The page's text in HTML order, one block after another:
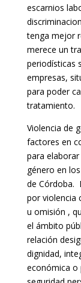
escarnios
tenga mejor
merece un
periodísticas
empresas,
para poder
tratamiento.
Violencia de
factores en
para
género en
de Córdoba.
por violencia
u omisión ,
el ámbito
relación
dignidad,
económica o